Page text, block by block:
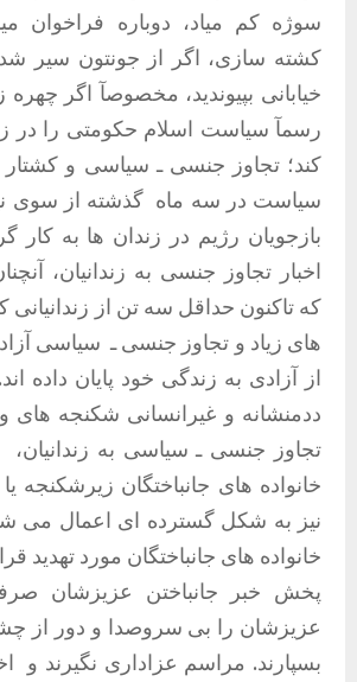
سوژه کم میاد، دوباره فراخوان
کشته سازی، اگر از جونتون سیر
خیابانی بپیوندید، مخصوصآ اگر چهره
رسمآ سیاست اسلام حکومتی را در
کند؛ تجاوز جنسی ـ سیاسی و
سیاست در سه ماه گذشته از سوی
بازجویان رژیم در زندان ها به
اخبار تجاوز جنسی به زندانیان،
که تاکنون حداقل سه تن از
های زیاد و تجاوز جنسی ـ سیاسی
از آزادی به زندگی خود پایان داده اند.
ددمنشانه و غیرانسانی شکنجه های
تجاوز جنسی ـ سیاسی به زندانیان،
خانواده های جانباختگان زیرشکنجه
نیز به شکل گسترده ای اعمال می
خانواده های جانباختگان مورد تهدید
پخش خبر جانباختن عزیزشان
عزیزشان را بی سروصدا و دور از
بسپارند. مراسم عزاداری نگیرند و